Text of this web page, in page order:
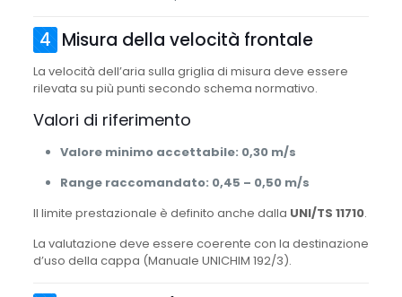
4 Misura della velocità frontale
La velocità dell’aria sulla griglia di misura deve essere
rilevata su più punti secondo schema normativo.
Valori di riferimento
Valore minimo accettabile: 0,30 m/s
Range raccomandato: 0,45 – 0,50 m/s
Il limite prestazionale è definito anche dalla UNI/TS 11710.
La valutazione deve essere coerente con la destinazione
d’uso della cappa (Manuale UNICHIM 192/3).